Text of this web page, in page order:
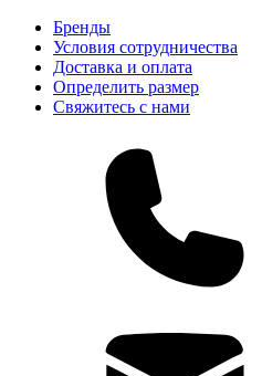
Бренды
Условия сотрудничества
Доставка и оплата
Определить размер
Свяжитесь с нами